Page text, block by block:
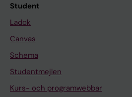
Student
Ladok
Canvas
Schema
Studentmejlen
Kurs- och programwebbar